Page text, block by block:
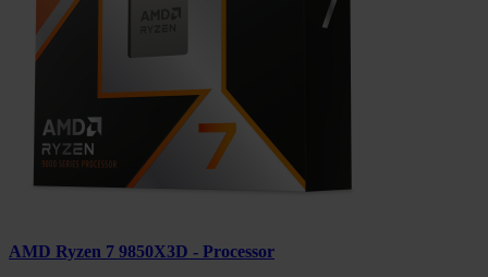
AMD Ryzen 7 9850X3D - Processor